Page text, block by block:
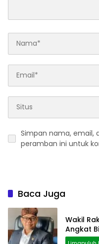
Simpan nama, email,
peramban ini untuk
Baca Juga
Wakil
Angkat